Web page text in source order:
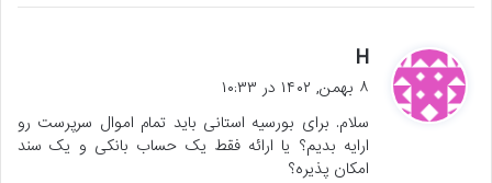
H
ت
:
۸ بهمن, ۱۴۰۲ در ۱۰:۳۳
سلام. برای بورسیه استانی باید تمام اموال سرپرست رو
ارایه بدیم؟ یا ارائه فقط یک حساب بانکی و یک سند
امکان پذیره؟